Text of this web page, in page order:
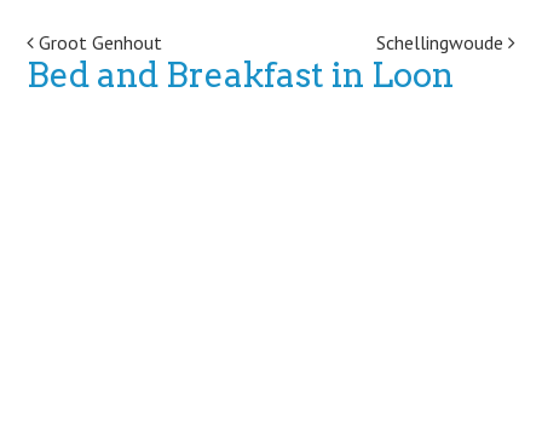
Post navigation
Groot Genhout Schellingwoude
Bed and Breakfast in Loon